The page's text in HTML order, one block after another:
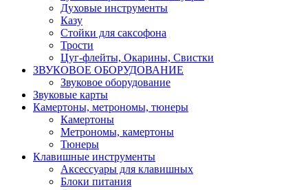
Духовые инструменты
Казу
Стойки для саксофона
Трости
Цуг-флейты, Окарины, Свистки
ЗВУКОВОЕ ОБОРУДОВАНИЕ
Звуковое оборудование
Звуковые карты
Камертоны, метрономы, тюнеры
Камертоны
Метрономы, камертоны
Тюнеры
Клавишные инструменты
Аксессуары для клавишных
Блоки питания